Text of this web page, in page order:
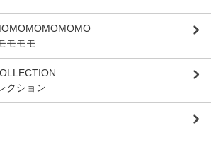
モモモ
クション